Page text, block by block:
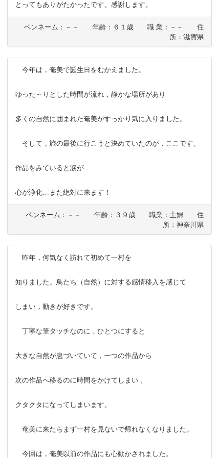
とってもありがたかったです。感謝します。
ペンネーム：－－ 年齢：６１歳 職 業：－－ 住
所：滋賀県
今年は，奄美で誕生日をむかえました。
ゆった～りとした時間が流れ，静かな場所があり
多くの自然に囲まれた奄美がすっかり気に入りました。
そして，旅の最後に行こうと決めていたのが，ここです。
作品をみていると涙が…
心が浄化…また絶対に来ます！
ペンネーム：－－ 年齢：３９歳 職業：主婦 住
所：神奈川県
昨年，何気なく訪れて初めて一村を
知りました。鳥たち（自然）に対する感情移入を感じて
しまい，動きが好きです。
丁寧な筆タッチなのに，ひとつにすると
大きな自然が息づいていて，一つの作品から
次の作品へ移るのに時間をかけてしまい，
クタクタになってしまいます。
奄美に来たらまず一村を見ないで帰れなくなりました。
今回は，奄美以前の作品にも心動かされました。